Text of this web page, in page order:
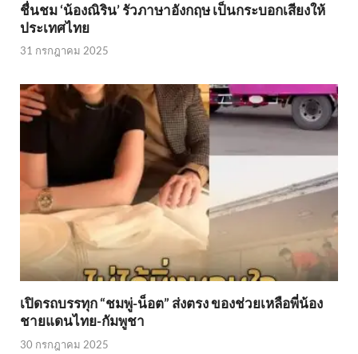
ชื่นชม ‘น้องณิริน’ รัวภาษาอังกฤษ เป็นกระบอกเสียงให้
ประเทศไทย
31 กรกฎาคม 2025
เปิดรถบรรทุก “ชมพู่-น็อต” ส่งตรง ของช่วยเหลือพี่น้อง
ชายแดนไทย-กัมพูชา
30 กรกฎาคม 2025